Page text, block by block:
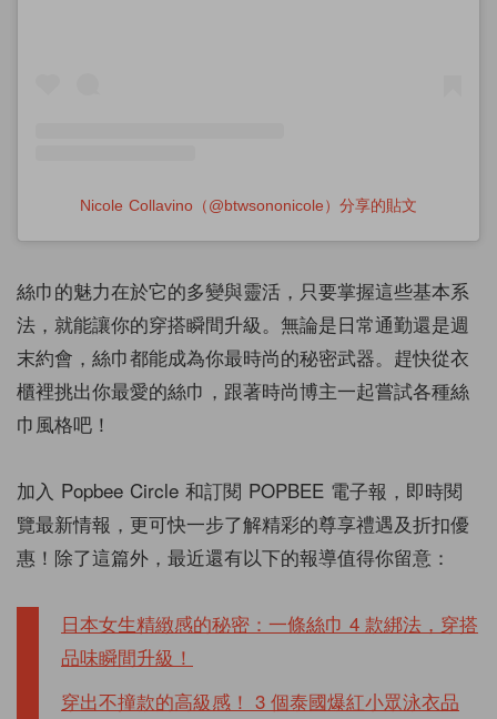
Nicole Collavino（@btwsononicole）分享的貼文
絲巾的魅力在於它的多變與靈活，只要掌握這些基本系
法，就能讓你的穿搭瞬間升級。無論是日常通勤還是週
末約會，絲巾都能成為你最時尚的秘密武器。趕快從衣
櫃裡挑出你最愛的絲巾，跟著時尚博主一起嘗試各種絲
巾風格吧！
加入 Popbee Circle 和訂閱 POPBEE 電子報，即時閱
覽最新情報，更可快一步了解精彩的尊享禮遇及折扣優
惠！除了這篇外，最近還有以下的報導值得你留意：
日本女生精緻感的秘密：一條絲巾 4 款綁法，穿搭
品味瞬間升級！
穿出不撞款的高級感！ 3 個泰國爆紅小眾泳衣品